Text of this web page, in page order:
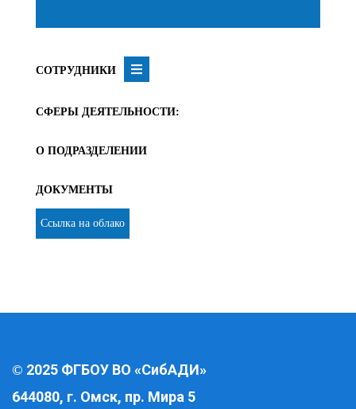
СОТРУДНИКИ
СФЕРЫ ДЕЯТЕЛЬНОСТИ:
О ПОДРАЗДЕЛЕНИИ
ДОКУМЕНТЫ
Ссылка на облако
© 2025 ФГБОУ ВО «СибАДИ»
644080, г. Омск, пр. Мира 5